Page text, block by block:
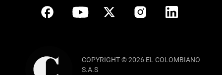
COPYRIGHT © 2026 EL COLOMBIANO
S.A.S